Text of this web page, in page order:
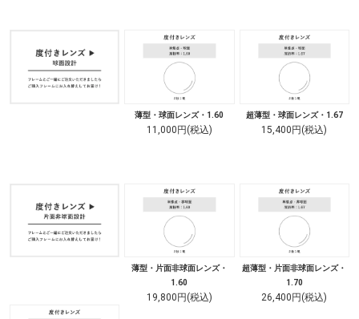
薄型・球面レンズ・1.60
11,000円(税込)
超薄型・球面レンズ・1.67
15,400円(税込)
薄型・片面非球面レンズ・
1.60
19,800円(税込)
超薄型・片面非球面レンズ・
1.70
26,400円(税込)